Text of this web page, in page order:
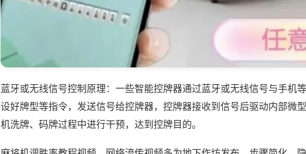
蓝牙或无线信号控制原理：一些智能控牌器通过蓝牙或无线信号与手机
设好牌型等指令，发送信号给控牌器，控牌器接收到信号后驱动内部微
机洗牌、码牌过程中进行干预，达到控牌目的。